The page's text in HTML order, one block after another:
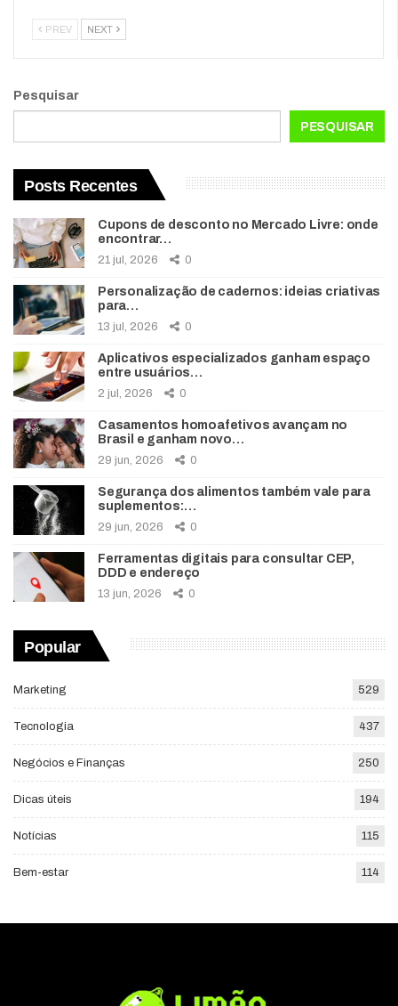
PREV NEXT
Pesquisar
PESQUISAR
Posts Recentes
Cupons de desconto no Mercado Livre: onde
encontrar…
21 jul, 2026 0
Personalização de cadernos: ideias criativas
para…
13 jul, 2026 0
Aplicativos especializados ganham espaço
entre usuários…
2 jul, 2026 0
Casamentos homoafetivos avançam no
Brasil e ganham novo…
29 jun, 2026 0
Segurança dos alimentos também vale para
suplementos:…
29 jun, 2026 0
Ferramentas digitais para consultar CEP,
DDD e endereço
13 jun, 2026 0
Popular
Marketing 529
Tecnologia 437
Negócios e Finanças 250
Dicas úteis 194
Notícias 115
Bem-estar 114